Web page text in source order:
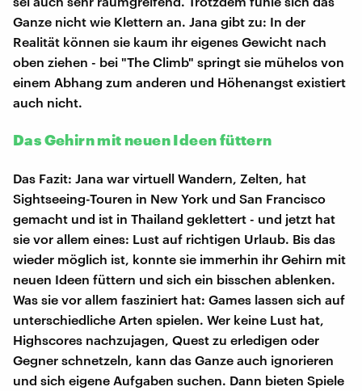
Ganze nicht wie Klettern an. Jana gibt zu: In der
Realität können sie kaum ihr eigenes Gewicht nach
oben ziehen - bei "The Climb" springt sie mühelos von
einem Abhang zum anderen und Höhenangst existiert
auch nicht.
Das Gehirn mit neuen Ideen füttern
Das Fazit: Jana war virtuell Wandern, Zelten, hat
Sightseeing-Touren in New York und San Francisco
gemacht und ist in Thailand geklettert - und jetzt hat
sie vor allem eines: Lust auf richtigen Urlaub. Bis das
wieder möglich ist, konnte sie immerhin ihr Gehirn mit
neuen Ideen füttern und sich ein bisschen ablenken.
Was sie vor allem fasziniert hat: Games lassen sich auf
unterschiedliche Arten spielen. Wer keine Lust hat,
Highscores nachzujagen, Quest zu erledigen oder
Gegner schnetzeln, kann das Ganze auch ignorieren
und sich eigene Aufgaben suchen. Dann bieten Spiele